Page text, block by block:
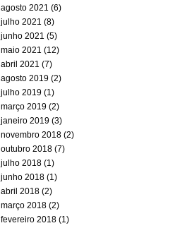
agosto 2021 (6)
julho 2021 (8)
junho 2021 (5)
maio 2021 (12)
abril 2021 (7)
agosto 2019 (2)
julho 2019 (1)
março 2019 (2)
janeiro 2019 (3)
novembro 2018 (2)
outubro 2018 (7)
julho 2018 (1)
junho 2018 (1)
abril 2018 (2)
março 2018 (2)
fevereiro 2018 (1)